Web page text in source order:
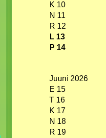
K 10
N 11
R 12
L 13
P 14
Juuni 2026
E 15
T 16
K 17
N 18
R 19